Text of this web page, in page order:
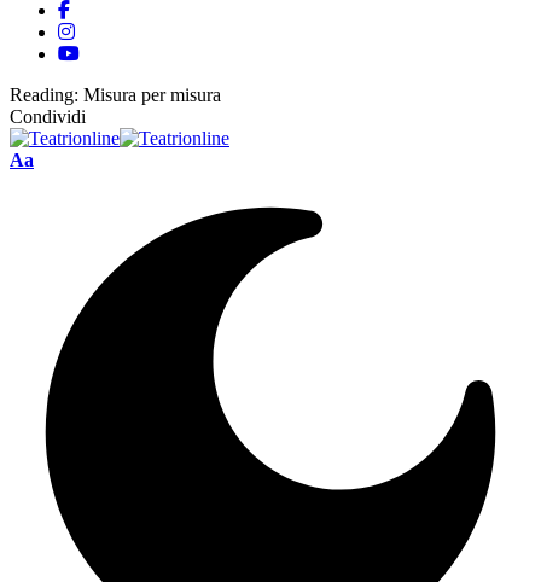
Reading: Misura per misura
Condividi
Font
Aa